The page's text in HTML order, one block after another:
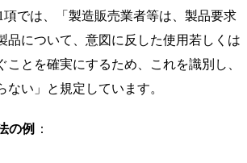
項では、「製造販売業者等は、製品要求
品について、意図に反した使用若しくは
ことを確実にするため、これを識別し、
ない」と規定しています。
の例 ：